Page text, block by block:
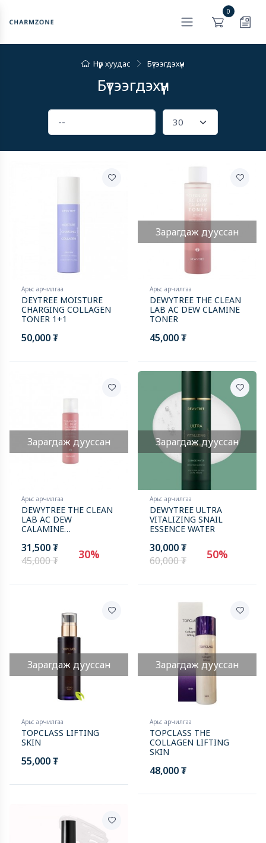
0
Нүүр хуудас Бүтээгдэхүүн
Бүтээгдэхүүн
Арьс арчилгаа
DEYTREE MOISTURE
CHARGING COLLAGEN
TONER 1+1
50,000 ₮
Зарагдаж дууссан
Арьс арчилгаа
DEWYTREE THE CLEAN
LAB AC DEW CLAMINE
TONER
45,000 ₮
Зарагдаж дууссан
Арьс арчилгаа
DEWYTREE THE CLEAN
LAB AC DEW
CALAMINE
31,500 ₮
45,000 ₮
30%
Зарагдаж дууссан
Арьс арчилгаа
DEWYTREE ULTRA
VITALIZING SNAIL
ESSENCE WATER
30,000 ₮
60,000 ₮
50%
Зарагдаж дууссан
Арьс арчилгаа
TOPCLASS LIFTING
SKIN
55,000 ₮
Зарагдаж дууссан
Арьс арчилгаа
TOPCLASS THE
COLLAGEN LIFTING
SKIN
48,000 ₮